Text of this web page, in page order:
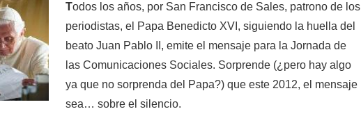
Todos los años, por San Francisco de Sales, patrono de los
periodistas, el Papa Benedicto XVI, siguiendo la huella del
beato Juan Pablo II, emite el mensaje para la Jornada de
las Comunicaciones Sociales. Sorprende (¿pero hay algo
ya que no sorprenda del Papa?) que este 2012, el mensaje
sea… sobre el silencio.